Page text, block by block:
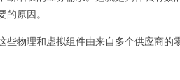
原因。
物理和虚拟组件由来自多个供应商的